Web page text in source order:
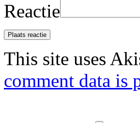
Reactie
This site uses
comment data is